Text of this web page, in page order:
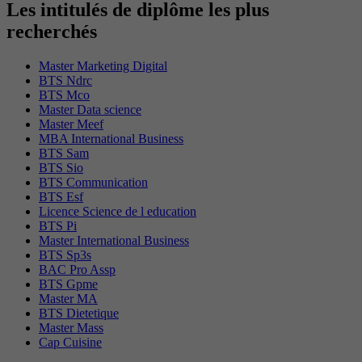
Les intitulés de diplôme les plus
recherchés
Master Marketing Digital
BTS Ndrc
BTS Mco
Master Data science
Master Meef
MBA International Business
BTS Sam
BTS Sio
BTS Communication
BTS Esf
Licence Science de l education
BTS Pi
Master International Business
BTS Sp3s
BAC Pro Assp
BTS Gpme
Master MA
BTS Dietetique
Master Mass
Cap Cuisine